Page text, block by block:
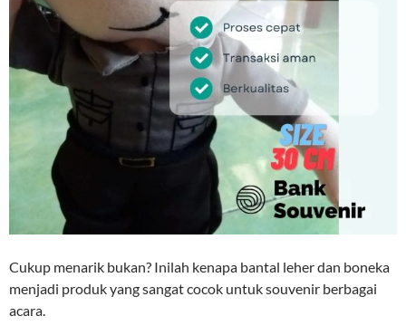
Cukup menarik bukan? Inilah kenapa bantal leher dan boneka
menjadi produk yang sangat cocok untuk souvenir berbagai
acara.